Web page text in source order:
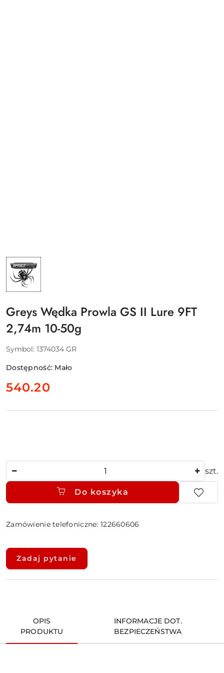
NAZWA
PRODUCENTA:
SPIDERWIRE
PURE
FISHING
SAS
Greys Wędka Prowla GS II Lure 9FT
2,74m 10-50g
Symbol: 1374034 GR
Dostępność: Mało
cena:
540.20
szt.
Do koszyka
Zamówienie telefoniczne: 122660606
Dostępność
dostawa
Zadaj pytanie
OPIS
PRODUKTU
INFORMACJE DOT.
BEZPIECZEŃSTWA